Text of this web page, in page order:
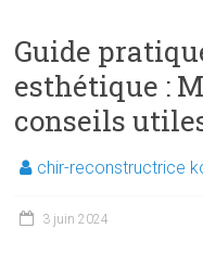
Guide
esthétique :
conseils
chir-reconstructrice
3 juin 2024